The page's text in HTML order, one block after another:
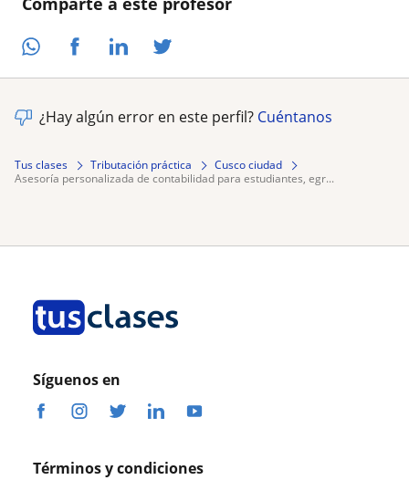
¿Hay algún error en este perfil? Cuéntanos
Tus clases Tributación práctica
Cusco ciudad
asesoría personalizada de contabilidad para estudiantes, egr...
Síguenos en
Términos y condiciones